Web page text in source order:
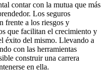
contar con la mutua que más
Los seguros
frente a los riesgos y
que facilitan el crecimiento y
éxito del mismo. Llevando a
con las herramientas
construir una carrera
en ella.